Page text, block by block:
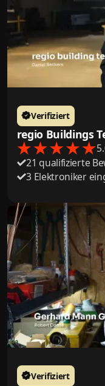
regio Buildings
Verifiziert
21 qualifizierte
3 Elektroniker
Verifiziert